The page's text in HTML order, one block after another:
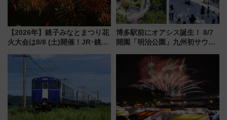
【2026年】銚子みなとまつり花
火大会は8/8 (土)開催！JR･銚子
報、利根川に咲く8,000発の大迫
力＆屋台を満喫
博多駅前にオアシス誕生！ 8/7
開園「明治公園」九州初サウナ
品グルメ登場で駅前の過ごし方
はどう変わる？